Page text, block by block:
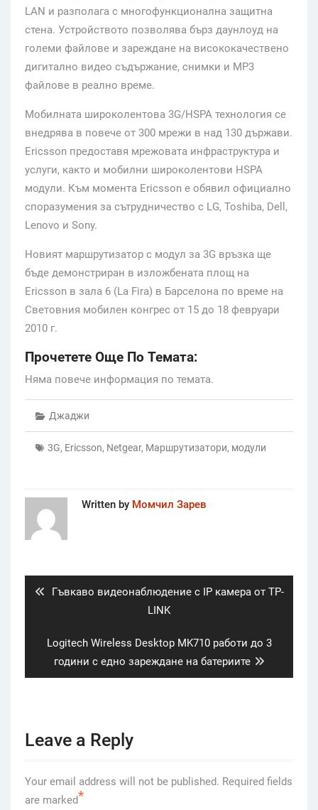
LAN и разполага с многофункционална защитна
стена. Устройството позволява бърз даунлоуд на
големи файлове и зареждане на висококачествено
дигитално видео съдържание, снимки и MP3
файлове в реално време.
Мобилната широколентова 3G/HSPA технология се
внедрява в повече от 300 мрежи в над 130 държави.
Ericsson предоставя мрежовата инфраструктура и
услуги, както и мобилни широколентови HSPA
модули. Към момента Ericsson е обявил официално
споразумения за сътрудничество с LG, Toshiba, Dell,
Lenovo и Sony.
Новият маршрутизатор с модул за 3G връзка ще
бъде демонстриран в изложбената площ на
Ericsson в зала 6 (La Fira) в Барселона по време на
Световния мобилен конгрес от 15 до 18 февруари
2010 г.
Прочетете Още По Темата:
Няма повече информация по темата.
Джаджи
3G, Ericsson, Netgear, Маршрутизатори, модули
Written by Момчил Зарев
Previous
Гъвкаво видеонаблюдение с IP камера от TP-
LINK
Next
post:
Logitech Wireless Desktop MK710 работи до 3
години с едно зареждане на батериите
Leave a Reply
Your email address will not be published. Required fields
are marked*